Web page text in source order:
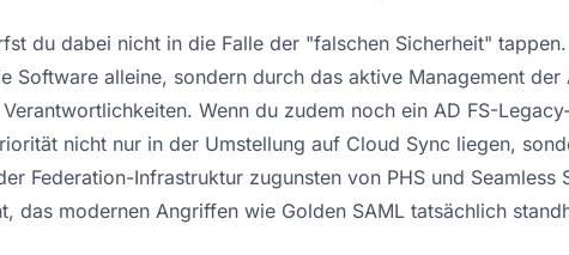
du dabei nicht in die Falle der "falschen Sicherheit"
Software alleine, sondern durch das aktive Management der
Wenn du zudem noch ein AD FS-
nicht nur in der Umstellung auf Cloud Sync liegen,
Federation-Infrastruktur zugunsten von PHS und Seamless
das modernen Angriffen wie Golden SAML tatsächlich